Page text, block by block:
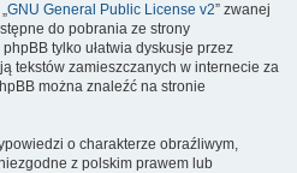
GNU General Public License v2” zwanej
do pobrania ze strony
tylko ułatwia dyskusje przez
tekstów zamieszczanych w internecie za
można znaleźć na stronie
o charakterze obraźliwym,
z polskim prawem lub